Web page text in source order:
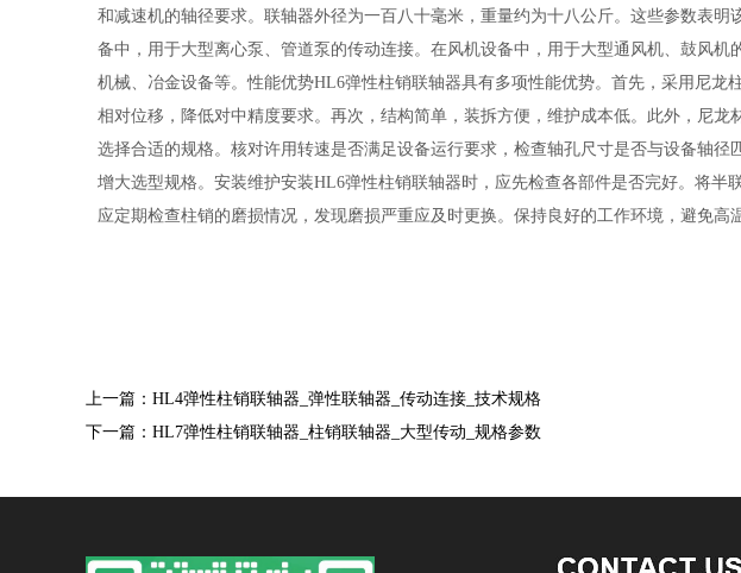
和减速机的轴径要求。联轴器外径为一百八十毫米，重量约为十八公斤。这些参数表
备中，用于大型离心泵、管道泵的传动连接。在风机设备中，用于大型通风机、鼓风
机械、冶金设备等。性能优势HL6弹性柱销联轴器具有多项性能优势。首先，采用尼
相对位移，降低对中精度要求。再次，结构简单，装拆方便，维护成本低。此外，尼
选择合适的规格。核对许用转速是否满足设备运行要求，检查轴孔尺寸是否与设备轴
增大选型规格。安装维护安装HL6弹性柱销联轴器时，应先检查各部件是否完好。将
应定期检查柱销的磨损情况，发现磨损严重应及时更换。保持良好的工作环境，避免高
上一篇：HL4弹性柱销联轴器_弹性联轴器_传动连接_技术规格
下一篇：HL7弹性柱销联轴器_柱销联轴器_大型传动_规格参数